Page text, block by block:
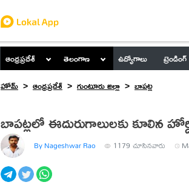
ఆంధ్రప్రదేశ్ తెలంగాణ ఉద్యోగాలు ట్రెండింగ్
హోమ్
ఆంధ్రప్రదేశ్ గుంటూరు జిల్లా బాపట్ల
బాపట్లలో ఈదురుగాలులకు కూలిన
By Nageshwar Rao 1179 చూసినవారు